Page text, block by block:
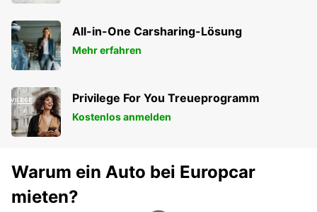
All-in-One Carsharing-Lösung
Mehr erfahren
Privilege For You Treueprogramm
Kostenlos anmelden
Warum ein Auto bei Europcar
mieten?